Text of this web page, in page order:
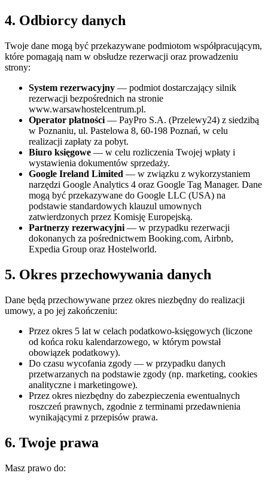
4. Odbiorcy danych
Twoje dane mogą być przekazywane podmiotom współpracującym,
które pomagają nam w obsłudze rezerwacji oraz prowadzeniu
strony:
System rezerwacyjny — podmiot dostarczający silnik
rezerwacji bezpośrednich na stronie
www.warsawhostelcentrum.pl.
Operator płatności — PayPro S.A. (Przelewy24) z siedzibą
w Poznaniu, ul. Pastelowa 8, 60-198 Poznań, w celu
realizacji zapłaty za pobyt.
Biuro księgowe — w celu rozliczenia Twojej wpłaty i
wystawienia dokumentów sprzedaży.
Google Ireland Limited — w związku z wykorzystaniem
narzędzi Google Analytics 4 oraz Google Tag Manager. Dane
mogą być przekazywane do Google LLC (USA) na
podstawie standardowych klauzul umownych
zatwierdzonych przez Komisję Europejską.
Partnerzy rezerwacyjni — w przypadku rezerwacji
dokonanych za pośrednictwem Booking.com, Airbnb,
Expedia Group oraz Hostelworld.
5. Okres przechowywania danych
Dane będą przechowywane przez okres niezbędny do realizacji
umowy, a po jej zakończeniu:
Przez okres 5 lat w celach podatkowo-księgowych (liczone
od końca roku kalendarzowego, w którym powstał
obowiązek podatkowy).
Do czasu wycofania zgody — w przypadku danych
przetwarzanych na podstawie zgody (np. marketing, cookies
analityczne i marketingowe).
Przez okres niezbędny do zabezpieczenia ewentualnych
roszczeń prawnych, zgodnie z terminami przedawnienia
wynikającymi z przepisów prawa.
6. Twoje prawa
Masz prawo do: